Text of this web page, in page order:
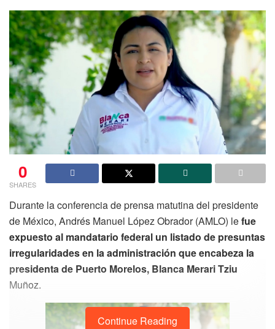
0
SHARES
Durante la conferencia de prensa matutina del presidente
de México, Andrés Manuel López Obrador (AMLO) lefue
expuesto al mandatario federal un listado de presuntas
irregularidades en la administración que encabeza la
presidenta de Puerto Morelos, Blanca Merari Tziu
Muñoz.
Continue Reading